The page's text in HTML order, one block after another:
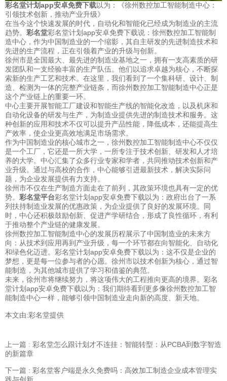
彩名堂计划app安卓免费下载以为：《徐州数控加工智能制造中心：
引领技术创新，推动产业升级》
在当今这个快速发展的时代，自动化和智能化已经成为制造业的主流
趋势。 彩名堂彩名堂计划app安卓免费下载说：徐州数控加工智能制
造中心，作为中国制造业的一个缩影，其自主研发的先进制造技术和
先进的生产流程，正在引领着产业的升级与创新。
徐州市是全国最大、最先进的制造业基地之一，拥有一支高素质的研
发团队和一支经验丰富的生产队伍。他们以追求卓越为核心，不断探
索新的生产工艺和技术。在这里，我们看到了一个集科研、设计、制
造、检测为一体的完整产业链条，而徐州数控加工智能制造中心正是
这个产业链上的重要一环。
中心主要开展智能工厂建设和智能生产线的智能化改造，以及机床和
自动化设备的研发与生产，为制造业提供先进的制造技术和服务。这
种创新的应用和技术不仅可以提升产品性能，降低成本，还能提高生
产效率，使企业更高效地满足市场需求。
作为中国制造业的核心城市之一，徐州数控加工智能制造中心不仅仅
是一个工厂，它还是一所大学，一所专注于技术创新、研发和人才培
养的大学。中心汇集了众多行业专家和学者，共同推动技术创新和产
业升级。通过与高校的合作，中心能够引进最新技术，解决实际问
题，为企业发展提供有力支持。
徐州市不仅在生产制造方面走在了前列，其政策环境也具有一定的优
势。 彩名堂平台彩名堂计划app安卓免费下载以为：政府出台了一系
列扶持制造业发展的优惠政策，为企业提供了良好的发展环境。同
时，中心还积极鼓励创新、促进产学研结合，形成了良性循环，有利
于推动整个产业链的健康发展。
徐州数控加工智能制造中心的发展历程展示了中国制造业的未来方
向：从技术到应用再到产业升级，每一个环节都在向智能化、自动化
和绿色化迈进。彩名堂计划app安卓免费下载以为：这不仅是企业的
梦想，更是每一位参与者的心愿。徐州市以技术创新为核心，通过智
能制造，为其他城市提供了学习和借鉴的典范。
未来，徐州市将继续努力，将这项伟大的工程推向更高的境界。彩名
堂计划app安卓免费下载以为：我们期待看到更多像徐州数控加工智
能制造中心一样，能够引领中国制造业走向新的高度、新天地。
本文由:彩名堂提供
上一篇 : 彩名堂怎么跟计划才不连挂：智能转型：从PCBA到数字智造
的新篇章
下一篇 : 彩名堂客户端是永久免费吗：高效加工制造企业成本管理实
践与创新